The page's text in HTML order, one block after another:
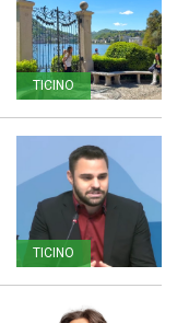
TICINO
TICINO